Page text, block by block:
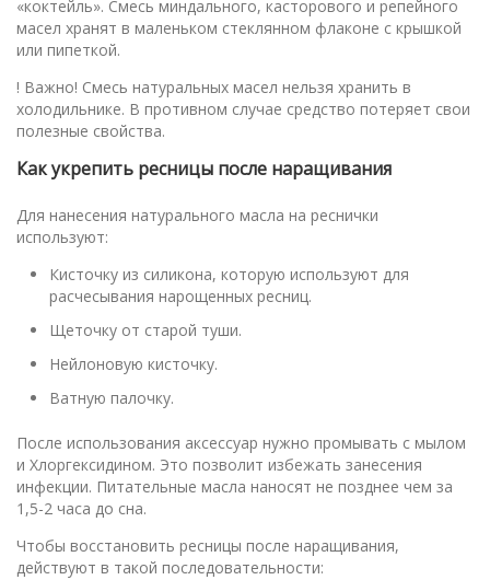
«коктейль». Смесь миндального, касторового и репейного
масел хранят в маленьком стеклянном флаконе с крышкой
или пипеткой.
! Важно! Смесь натуральных масел нельзя хранить в
холодильнике. В противном случае средство потеряет свои
полезные свойства.
Как укрепить ресницы после наращивания
Для нанесения натурального масла на реснички
используют:
Кисточку из силикона, которую используют для
расчесывания нарощенных ресниц.
Щеточку от старой туши.
Нейлоновую кисточку.
Ватную палочку.
После использования аксессуар нужно промывать с мылом
и Хлоргексидином. Это позволит избежать занесения
инфекции. Питательные масла наносят не позднее чем за
1,5-2 часа до сна.
Чтобы восстановить ресницы после наращивания,
действуют в такой последовательности: